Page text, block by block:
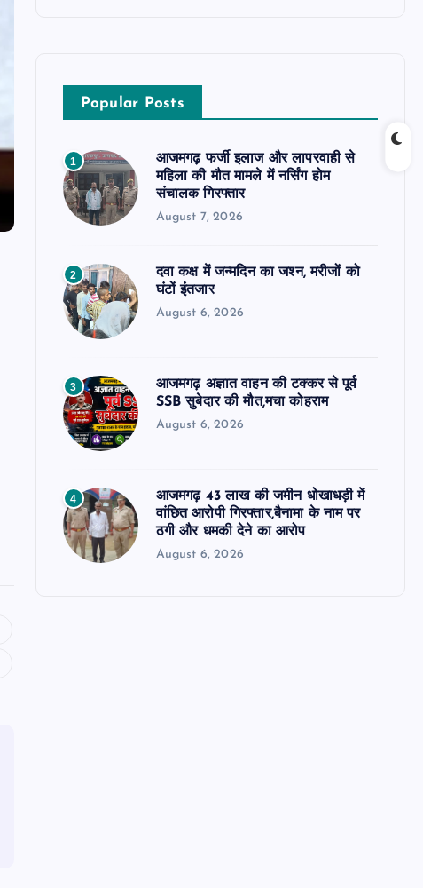
Popular Posts
1
आजमगढ़ फर्जी इलाज और लापरवाही से
महिला की मौत मामले में नर्सिंग होम
संचालक गिरफ्तार
August 7, 2026
2
दवा कक्ष में जन्मदिन का जश्न, मरीजों को
घंटों इंतजार
August 6, 2026
3
आजमगढ़ अज्ञात वाहन की टक्कर से पूर्व
SSB सुबेदार की मौत,मचा कोहराम
August 6, 2026
4
आजमगढ़ 43 लाख की जमीन धोखाधड़ी में
वांछित आरोपी गिरफ्तार,बैनामा के नाम पर
ठगी और धमकी देने का आरोप
August 6, 2026